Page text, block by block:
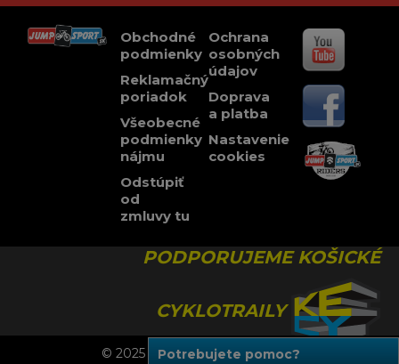
Potrebujete pomoc?
Obchodné
podmienky
Reklamačný
poriadok
Všeobecné
podmienky
nájmu
Odstúpiť
od
zmluvy tu
Ochrana
osobných
údajov
Doprava
a platba
Nastavenie
cookies
PODPORUJEME KOŠICKÉ
CYKLOTRAILY
© 2025 JUMPSPORT, Všetky práva vyhradené.